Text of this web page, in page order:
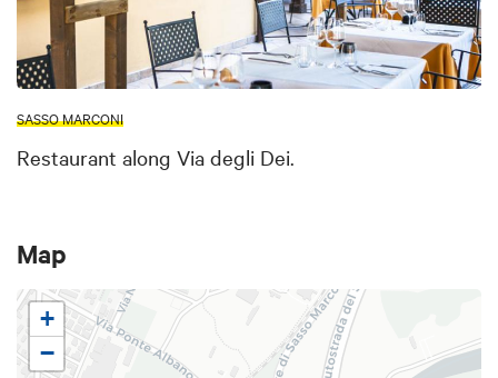
SASSO MARCONI
Restaurant along Via degli Dei.
Map
+
−